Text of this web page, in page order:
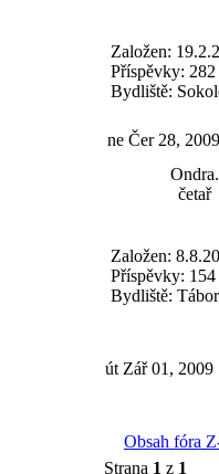
Založen:
Příspěvky: 282
Bydliště:
ne Čer 28,
Ondra.
četař
Založen:
Příspěvky: 154
Bydliště: Tábor
út Zář 01, 2009
Obsah fóra
Strana 1 z 1